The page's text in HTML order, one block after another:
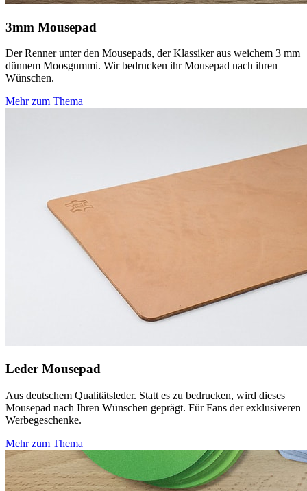
3mm Mousepad
Der Renner unter den Mousepads, der Klassiker aus weichem 3 mm
dünnem Moosgummi. Wir bedrucken ihr Mousepad nach ihren
Wünschen.
Mehr zum Thema
Leder Mousepad
Aus deutschem Qualitätsleder. Statt es zu bedrucken, wird dieses
Mousepad nach Ihren Wünschen geprägt. Für Fans der exklusiveren
Werbegeschenke.
Mehr zum Thema